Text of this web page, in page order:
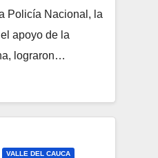
Policía Nacional, la
apoyo de la
lograron…
VALLE DEL CAUCA